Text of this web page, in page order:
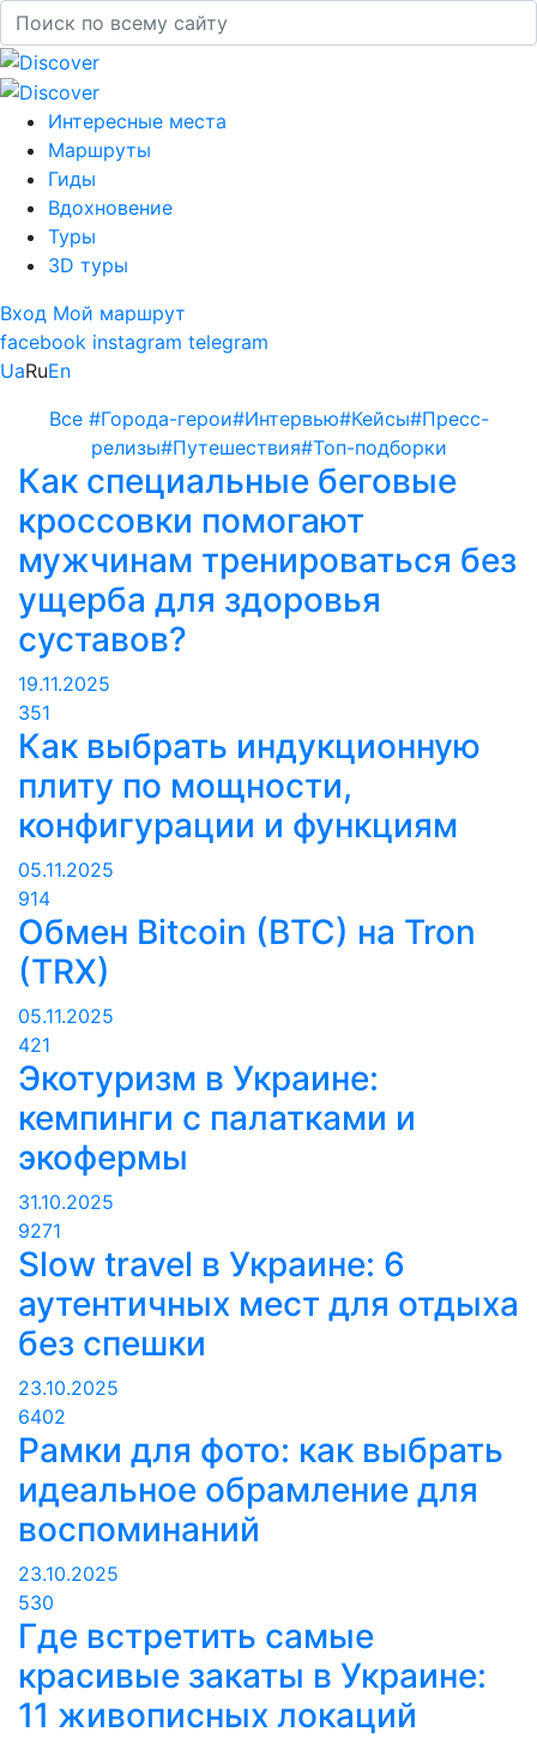
Интересные места
Маршруты
Гиды
Вдохновение
Туры
3D туры
Вход Мой маршрут
facebook instagram telegram
UaRuEn
Все #Города-герои#Интервью#Кейсы#Пресс-
релизы#Путешествия#Топ-подборки
Как специальные беговые
кроссовки помогают
мужчинам тренироваться без
ущерба для здоровья
суставов?
19.11.2025
351
Как выбрать индукционную
плиту по мощности,
конфигурации и функциям
05.11.2025
914
Обмен Bitcoin (BTC) на Tron
(TRX)
05.11.2025
421
Экотуризм в Украине:
кемпинги с палатками и
экофермы
31.10.2025
9271
Slow travel в Украине: 6
аутентичных мест для отдыха
без спешки
23.10.2025
6402
Рамки для фото: как выбрать
идеальное обрамление для
воспоминаний
23.10.2025
530
Где встретить самые
красивые закаты в Украине:
11 живописных локаций